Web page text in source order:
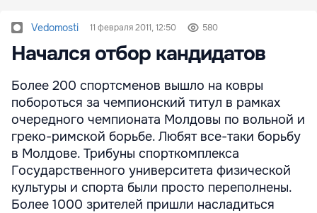
Vedomosti 11 февраля 2011, 12:50 580
Начался отбор кандидатов
Более 200 спортсменов вышло на ковры
побороться за чемпионский титул в рамках
очередного чемпионата Молдовы по вольной и
греко-римской борьбе. Любят все-таки борьбу
в Молдове. Трибуны спорткомплекса
Государственного университета физической
культуры и спорта были просто переполнены.
Более 1000 зрителей пришли насладиться